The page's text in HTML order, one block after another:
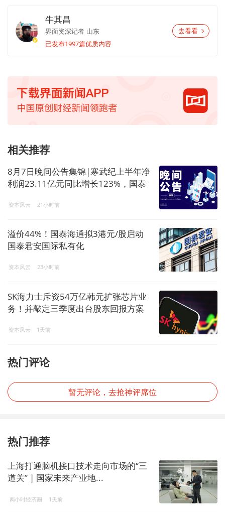
牛其昌
界面资深记者 山东
已发布1997篇优质内容
去看看
相关推荐
8月7日晚间公告集锦|寒武纪上半年净
利润23.11亿元同比增长123%，国泰
购买岚创科技股票复牌
资本风云 21小时前
溢价44%！国泰海通拟3港元/股启动
国泰君安国际私有化
资本风云 23小时前
SK海力士斥资54万亿韩元扩张芯片业
务！并敲定三季度出台股东回报方案
资本风云 1天前
热门评论
暂无评论，去抢神评席位
热门推荐
上海打通脑机接口技术走向市场的“三
道关” | 国家未来产业地...
两小时经济圈 1天前